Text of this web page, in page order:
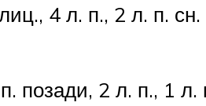
4 л. п., 2 л. п.
позади, 2 л. п., 1 л.